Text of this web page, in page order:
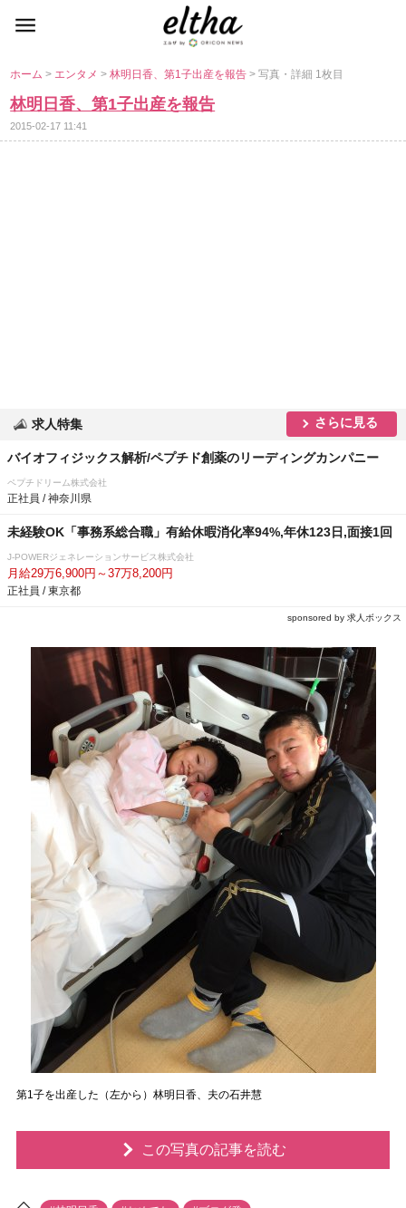
ホーム> エンタメ>林明日香、第1子出産を報告> 写真・詳細 1枚目
林明日香、第1子出産を報告
2015-02-17 11:41
求人特集 さらに見る
バイオフィジックス解析/ペプチド創薬のリーディングカンパニー
ペプチドリーム株式会社
正社員 / 神奈川県
未経験OK「事務系総合職」有給休暇消化率94%,年休123日,面接1回
J-POWERジェネレーションサービス株式会社
月給29万6,900円～37万8,200円
正社員 / 東京都
sponsored by 求人ボックス
第1子を出産した（左から）林明日香、夫の石井慧
この写真の記事を読む